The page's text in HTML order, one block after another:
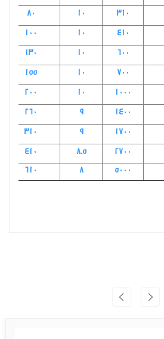
310
10
80
410
10
100
600
10
130
700
10
155
1000
10
200
1400
9
260
1700
9
310
2700
8.5
410
5000
8
610